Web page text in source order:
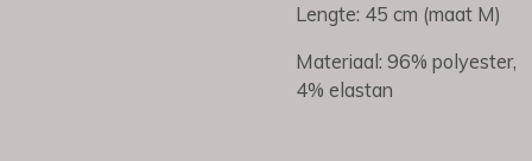
Lengte: 45 cm (maat M)
Materiaal: 96% polyester,
4% elastan